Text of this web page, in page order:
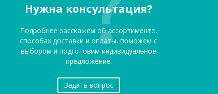
Нужна консультация?
Подробнее расскажем об ассортименте,
способах доставки и оплаты, поможем с
выбором и подготовим индивидуальное
предложение.
Задать вопрос